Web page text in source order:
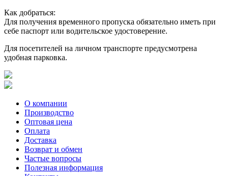
Как добраться:
Для получения временного пропуска обязательно иметь при
себе паспорт или водительское удостоверение.
Для посетителей на личном транспорте предусмотрена
удобная парковка.
О компании
Производство
Оптовая цена
Оплата
Доставка
Возврат и обмен
Частые вопросы
Полезная информация